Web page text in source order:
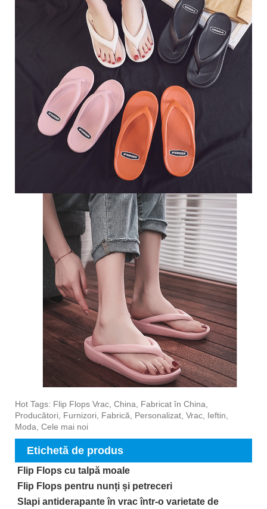
Hot Tags: Flip Flops Vrac, China, Fabricat în China,
Producători, Furnizori, Fabrică, Personalizat, Vrac, Ieftin,
Moda, Cele mai noi
Etichetă de produs
Flip Flops cu talpă moale
Flip Flops pentru nunți și petreceri
Slapi antiderapante în vrac într-o varietate de